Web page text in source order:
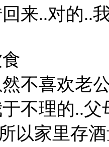
来..对的..
不喜欢老
不理的..
以家里存